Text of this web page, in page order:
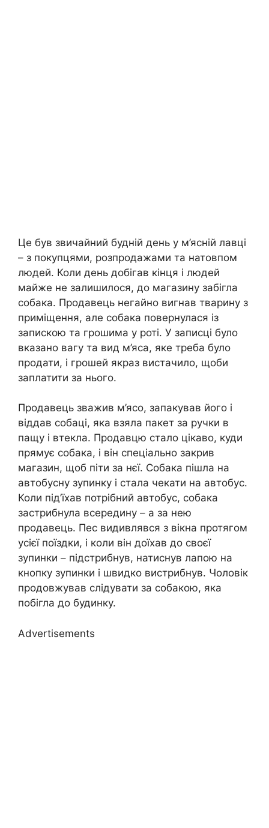
Це був звичайний будній день у м’ясній лавці
– з покупцями, розпродажами та натовпом
людей. Коли день добігав кінця і людей
майже не залишилося, до магазину забігла
собака. Продавець негайно вигнав тварину з
приміщення, але собака повернулася із
запискою та грошима у роті. У записці було
вказано вагу та вид м’яса, яке треба було
продати, і грошей якраз вистачило, щоби
заплатити за нього.
Продавець зважив м’ясо, запакував його і
віддав собаці, яка взяла пакет за ручки в
пащу і втекла. Продавцю стало цікаво, куди
прямує собака, і він спеціально закрив
магазин, щоб піти за нєї. Собака пішла на
автобусну зупинку і стала чекати на автобус.
Коли під’їхав потрібний автобус, собака
застрибнула всередину – а за нею
продавець. Пес видивлявся з вікна протягом
усієї поїздки, і коли він доїхав до своєї
зупинки – підстрибнув, натиснув лапою на
кнопку зупинки і швидко вистрибнув. Чоловік
продовжував слідувати за собакою, яка
побігла до будинку.
Advertisements